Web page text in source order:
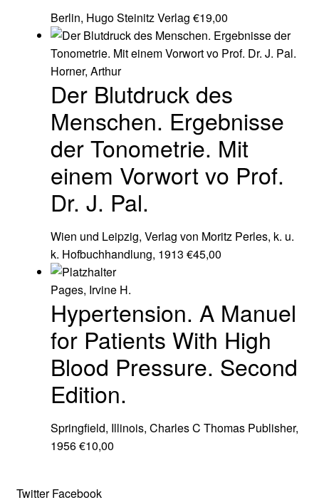
Berlin, Hugo Steinitz Verlag €19,00
Horner, Arthur
Der Blutdruck des
Menschen. Ergebnisse
der Tonometrie. Mit
einem Vorwort vo Prof.
Dr. J. Pal.
Wien und Leipzig, Verlag von Moritz Perles, k. u.
k. Hofbuchhandlung, 1913 €45,00
Pages, Irvine H.
Hypertension. A Manuel
for Patients With High
Blood Pressure. Second
Edition.
Springfield, Illinois, Charles C Thomas Publisher,
1956€10,00
Twitter Facebook